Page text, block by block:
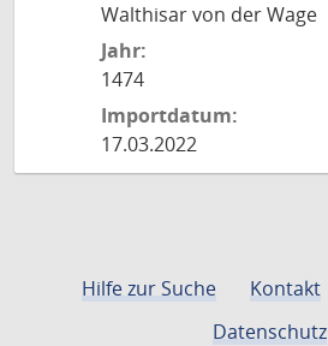
Walthisar von der Wage
Jahr:
1474
Importdatum:
17.03.2022
Hilfe zur Suche Kontakt
Datenschutz